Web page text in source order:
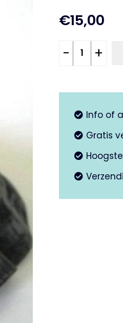
€15,00
Binnenband
9
aantal
- +
Info of
Gratis